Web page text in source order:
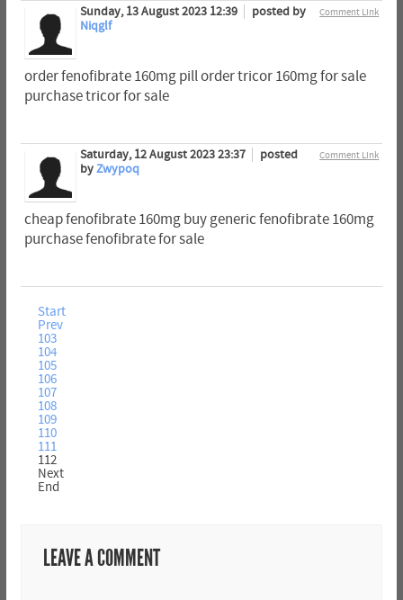
Comment Link
Sunday, 13 August 2023 12:39
posted by
Niqglf
order fenofibrate 160mg pill order tricor 160mg for sale
purchase tricor for sale
Comment Link
Saturday, 12 August 2023 23:37
posted
byZwypoq
cheap fenofibrate 160mg buy generic fenofibrate 160mg
purchase fenofibrate for sale
Start
Prev
103
104
105
106
107
108
109
110
111
112
Next
End
LEAVE A COMMENT